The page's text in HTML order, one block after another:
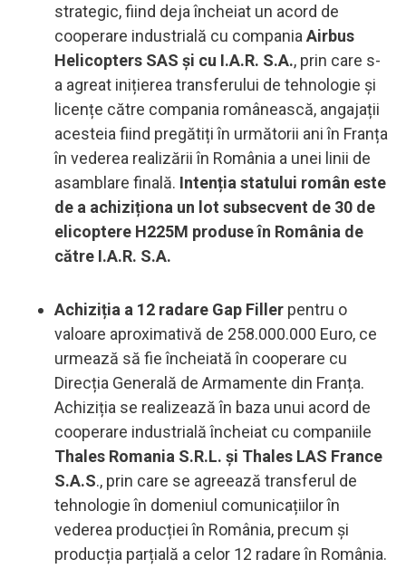
strategic, fiind deja încheiat un acord de
cooperare industrială cu compania Airbus
Helicopters SAS și cu I.A.R. S.A., prin care s-
a agreat inițierea transferului de tehnologie și
licențe către compania românească, angajații
acesteia fiind pregătiți în următorii ani în Franța
în vederea realizării în România a unei linii de
asamblare finală. Intenția statului român este
de a achiziționa un lot subsecvent de 30 de
elicoptere H225M produse în România de
către I.A.R. S.A.
Achiziția a 12 radare Gap Filler pentru o
valoare aproximativă de 258.000.000 Euro, ce
urmează să fie încheiată în cooperare cu
Direcția Generală de Armamente din Franța.
Achiziția se realizează în baza unui acord de
cooperare industrială încheiat cu companiile
Thales Romania S.R.L. și Thales LAS France
S.A.S., prin care se agreează transferul de
tehnologie în domeniul comunicațiilor în
vederea producției în România, precum și
producția parțială a celor 12 radare în România.